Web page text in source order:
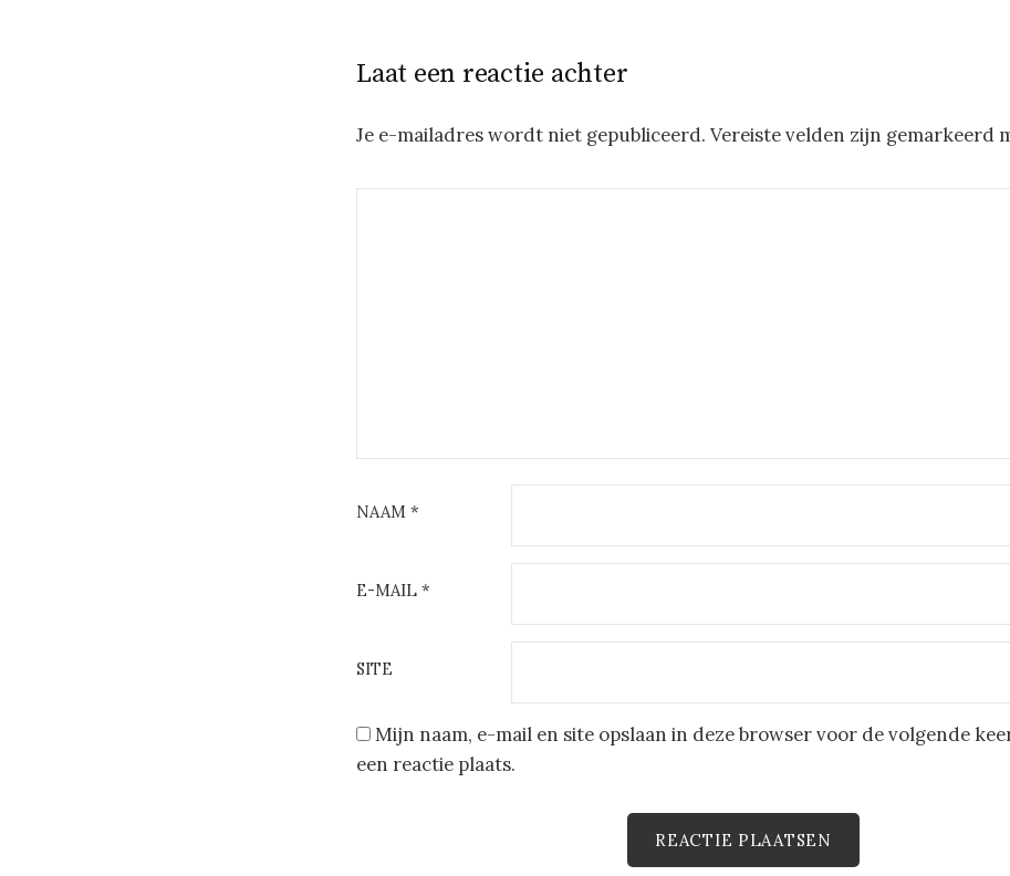
Laat een reactie achter
Je e-mailadres wordt niet gepubliceerd. Vereiste velden zijn gemarkeerd
NAAM *
E-MAIL *
SITE
Mijn naam, e-mail en site opslaan in deze browser voor de volgende
een reactie plaats.